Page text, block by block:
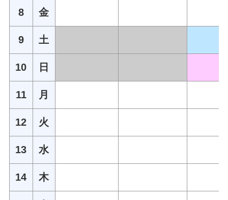
8 金
9 土
10 日
11 月
12 火
13 水
14 木